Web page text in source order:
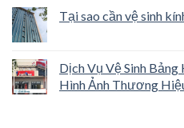
Tại sao cần vệ sinh
Dịch Vụ Vệ Sinh
Hình Ảnh Thương